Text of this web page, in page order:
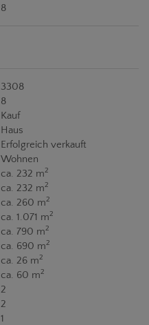
8
3308
8
Kauf
Haus
Erfolgreich verkauft
Wohnen
ca. 232 m2
ca. 232 m2
ca. 260 m2
ca. 1.071 m2
ca. 790 m2
ca. 690 m2
ca. 26 m2
ca. 60 m2
2
2
1